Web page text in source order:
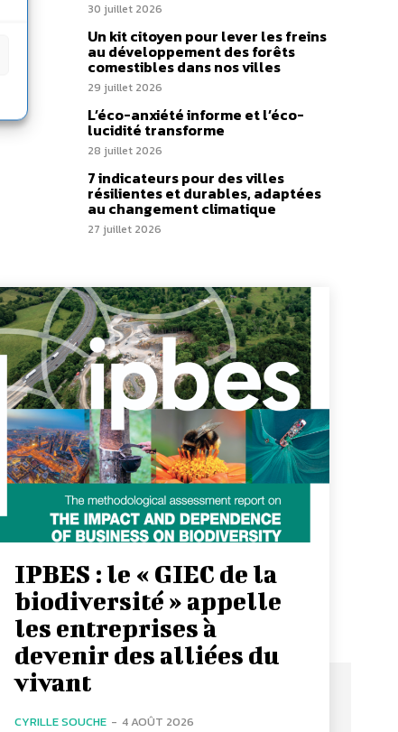
30 juillet 2026
Un kit citoyen pour lever les freins
au développement des forêts
comestibles dans nos villes
29 juillet 2026
L’éco-anxiété informe et l’éco-
lucidité transforme
28 juillet 2026
7 indicateurs pour des villes
résilientes et durables, adaptées
au changement climatique
27 juillet 2026
IPBES : le « GIEC de la
biodiversité » appelle
les entreprises à
devenir des alliées du
vivant
CYRILLE SOUCHE - 4 AOÛT 2026